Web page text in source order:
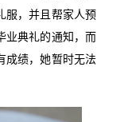
服，并且帮家人预
业典礼的通知，而
成绩，她暂时无法